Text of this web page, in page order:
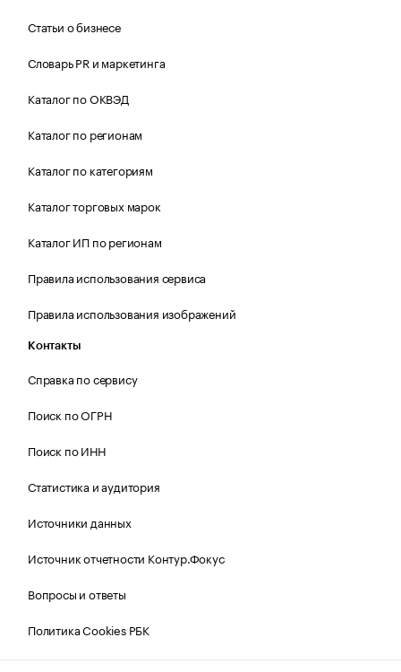
Статьи о бизнесе
Словарь PR и маркетинга
Каталог по ОКВЭД
Каталог по регионам
Каталог по категориям
Каталог торговых марок
Каталог ИП по регионам
Правила использования сервиса
Правила использования изображений
Контакты
Справка по сервису
Поиск по ОГРН
Поиск по ИНН
Статистика и аудитория
Источники данных
Источник отчетности Контур.Фокус
Вопросы и ответы
Политика Cookies РБК